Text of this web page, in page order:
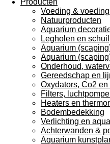
Producten
Voeding &
Natuurproducten
Aquarium
Legholen en
Aquarium
Aquarium
Onderhoud,
Gereedschap en
Oxydators, Co2 en
Filters,
Heaters en
Bodembedekking
Verlichting en
Achterwanden &
Aquarium